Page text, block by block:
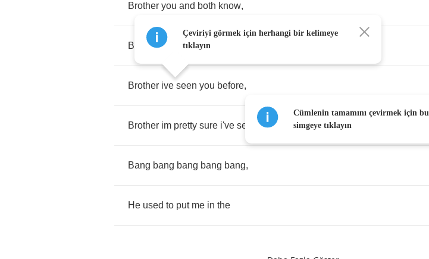
Brother you and both know,
Brother you and i both
Brother ive seen you before,
Brother im pretty sure i've seen you before cryin.
Bang bang bang bang bang,
He used to put me in the
Çeviriyi görmek için herhangi bir kelimeye
tıklayın
Cümlenin tamamını çevirmek için bu
simgeye tıklayın